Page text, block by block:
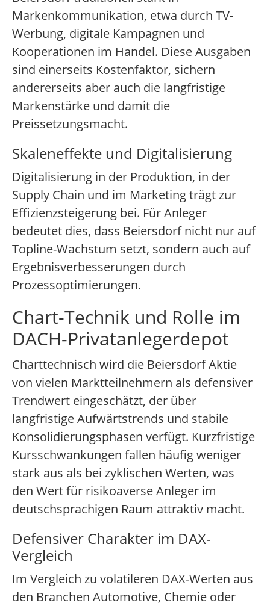
Markenkommunikation, etwa durch TV-
Werbung, digitale Kampagnen und
Kooperationen im Handel. Diese Ausgaben
sind einerseits Kostenfaktor, sichern
andererseits aber auch die langfristige
Markenstärke und damit die
Preissetzungsmacht.
Skaleneffekte und Digitalisierung
Digitalisierung in der Produktion, in der
Supply Chain und im Marketing trägt zur
Effizienzsteigerung bei. Für Anleger
bedeutet dies, dass Beiersdorf nicht nur auf
Topline-Wachstum setzt, sondern auch auf
Ergebnisverbesserungen durch
Prozessoptimierungen.
Chart-Technik und Rolle im
DACH-Privatanlegerdepot
Charttechnisch wird die Beiersdorf Aktie
von vielen Marktteilnehmern als defensiver
Trendwert eingeschätzt, der über
langfristige Aufwärtstrends und stabile
Konsolidierungsphasen verfügt. Kurzfristige
Kursschwankungen fallen häufig weniger
stark aus als bei zyklischen Werten, was
den Wert für risikoaverse Anleger im
deutschsprachigen Raum attraktiv macht.
Defensiver Charakter im DAX-
Vergleich
Im Vergleich zu volatileren DAX-Werten aus
den Branchen Automotive, Chemie oder